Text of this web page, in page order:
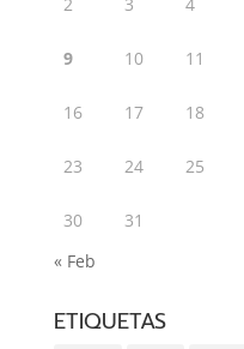
9 10 11
16 17 18
23 24 25
30
31
« Feb
ETIQUETAS